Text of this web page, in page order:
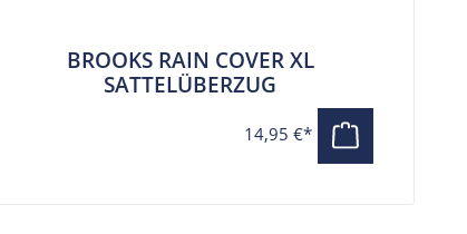
BROOKS RAIN COVER XL
SATTELÜBERZUG
14,95 €*